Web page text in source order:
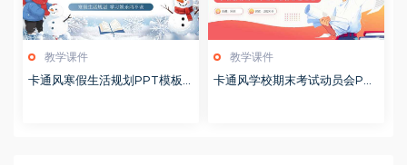
教学课件
卡通风寒假生活规划PPT模板2
教学课件
卡通风学校期末考试动员会PP